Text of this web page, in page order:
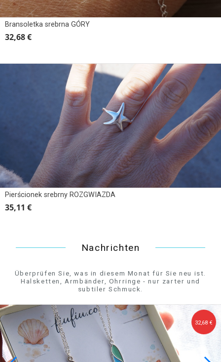
Bransoletka srebrna GÓRY
32,68 €
Pierścionek srebrny ROZGWIAZDA
35,11 €
Nachrichten
Überprüfen Sie, was in diesem Monat für Sie neu ist.
Halsketten, Armbänder, Ohrringe - nur zarter und
subtiler Schmuck.
32,68 €